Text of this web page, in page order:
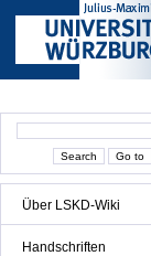
Über LSKD-Wiki
Handschriften